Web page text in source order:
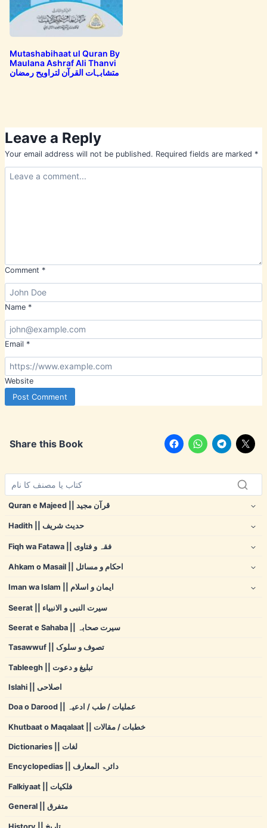
Mutashabihaat ul Quran By
Maulana Ashraf Ali Thanvi
متشابہات القرآن لتراویح رمضان
Leave a Reply
Your email address will not be published. Required fields are marked *
Comment *
Name *
Email *
Website
Share this Book
Quran e Majeed || قرآن مجید
Hadith || حدیث شریف
Fiqh wa Fatawa || فقہ و فتاوی
Ahkam o Masail || احکام و مسائل
Iman wa Islam || ایمان و اسلام
Seerat || سیرت النبی و الانبیاء
Seerat e Sahaba || سیرت صحابہ
Tasawwuf || تصوف و سلوک
Tableegh || تبلیغ و دعوت
Islahi || اصلاحی
Doa o Darood || عملیات / طب / ادعیہ
Khutbaat o Maqalaat || خطبات / مقالات
Dictionaries || لغات
Encyclopedias || دائرۃ المعارف
Falkiyaat || فلکیات
General || متفرق